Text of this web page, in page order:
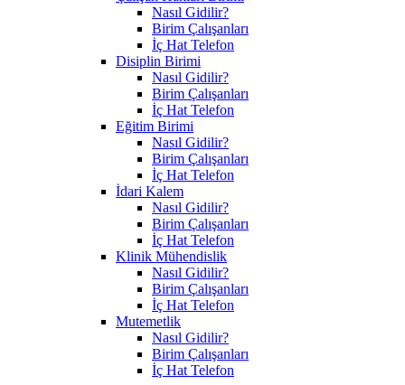
Nasıl Gidilir?
Birim Çalışanları
İç Hat Telefon
Disiplin Birimi
Nasıl Gidilir?
Birim Çalışanları
İç Hat Telefon
Eğitim Birimi
Nasıl Gidilir?
Birim Çalışanları
İç Hat Telefon
İdari Kalem
Nasıl Gidilir?
Birim Çalışanları
İç Hat Telefon
Klinik Mühendislik
Nasıl Gidilir?
Birim Çalışanları
İç Hat Telefon
Mutemetlik
Nasıl Gidilir?
Birim Çalışanları
İç Hat Telefon